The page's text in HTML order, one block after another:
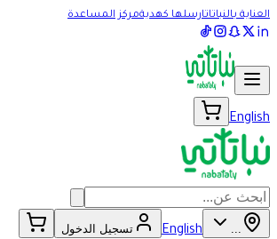
العناية بالنباتاتارسلها كهديةمركز المساعدة
English
...
English تسجيل الدخول